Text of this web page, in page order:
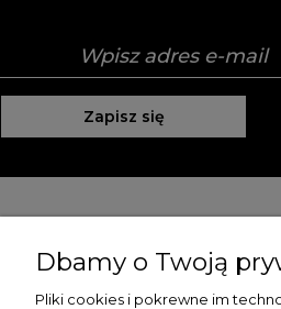
Zapisz się
Moje konto
Dbamy o Twoją
Pliki cookies i pokrewne im